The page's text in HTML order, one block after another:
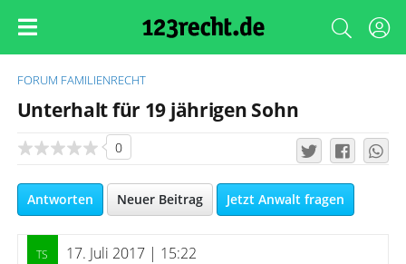
FORUM FAMILIENRECHT
Unterhalt für 19 jährigen Sohn
0
Antworten Neuer Beitrag Jetzt Anwalt fragen
17. Juli 2017 | 15:22